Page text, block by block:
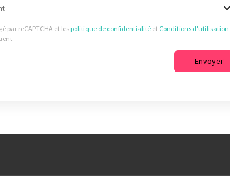
par reCAPTCHA et les politique de confidentialité et Conditions d'utilisation
Envoyer